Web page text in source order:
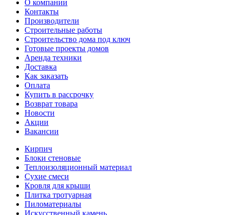
О компании
Контакты
Производители
Строительные работы
Строительство дома под ключ
Готовые проекты домов
Аренда техники
Доставка
Как заказать
Оплата
Купить в рассрочку
Возврат товара
Новости
Акции
Вакансии
Кирпич
Блоки стеновые
Теплоизоляционный материал
Сухие смеси
Кровля для крыши
Плитка тротуарная
Пиломатериалы
Искусственный камень